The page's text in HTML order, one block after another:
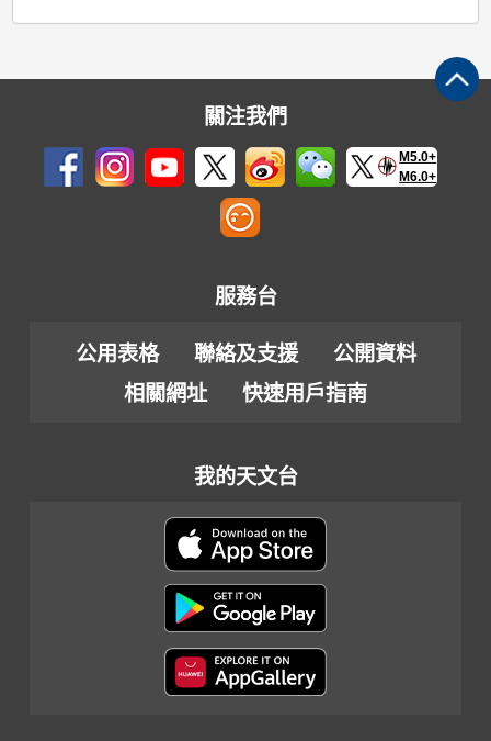
關注我們
M5.0+
M6.0+
服務台
公用表格 聯絡及支援
公開資料
相關網址
快速用戶指南
我的天文台